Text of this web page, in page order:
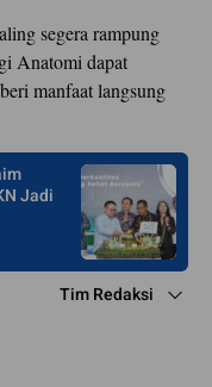
segera rampung
Anatomi dapat
manfaat langsung
Jadi
Tim Redaksi